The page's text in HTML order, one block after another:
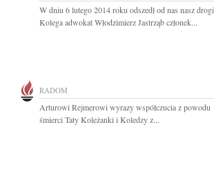
W dniu 6 lutego 2014 roku odszedł od nas nasz drogi
Kolega adwokat Włodzimierz Jastrząb członek...
RADOM
Arturowi Rejmerowi wyrazy współczucia z powodu
śmierci Taty Koleżanki i Koledzy z...